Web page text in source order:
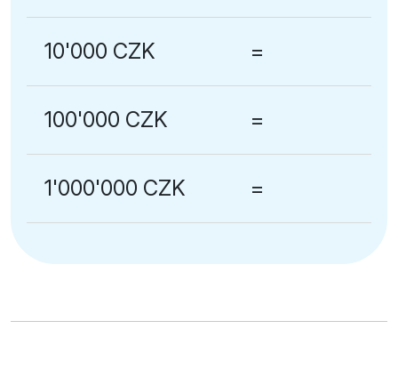
10'000 CZK =
100'000 CZK =
1'000'000 CZK =